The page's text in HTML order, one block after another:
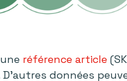
référence article
données